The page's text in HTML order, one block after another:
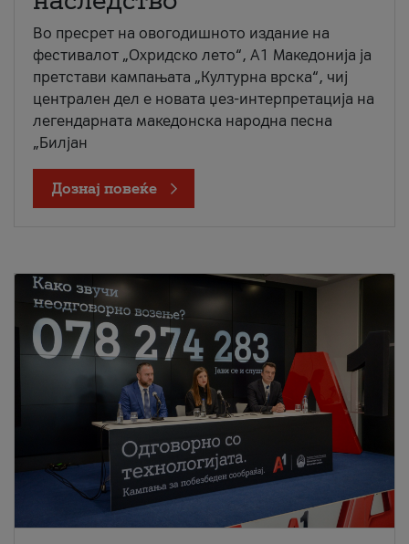
Во пресрет на овогодишното издание на
фестивалот „Охридско лето“, А1 Македонија ја
претстави кампањата „Културна врска“, чиј
централен дел е новата џез-интерпретација на
легендарната македонска народна песна
„Билјан
Дознај повеќе